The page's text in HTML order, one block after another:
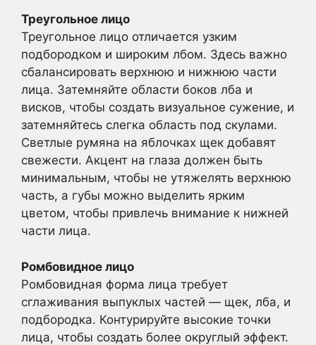
Треугольное лицо
Треугольное лицо отличается узким
подбородком и широким лбом. Здесь важно
сбалансировать верхнюю и нижнюю части
лица. Затемняйте области боков лба и
висков, чтобы создать визуальное сужение, и
затемняйтесь слегка область под скулами.
Светлые румяна на яблочках щек добавят
свежести. Акцент на глаза должен быть
минимальным, чтобы не утяжелять верхнюю
часть, а губы можно выделить ярким
цветом, чтобы привлечь внимание к нижней
части лица.
Ромбовидное лицо
Ромбовидная форма лица требует
сглаживания выпуклых частей — щек, лба, и
подбородка. Контурируйте высокие точки
лица, чтобы создать более округлый эффект.